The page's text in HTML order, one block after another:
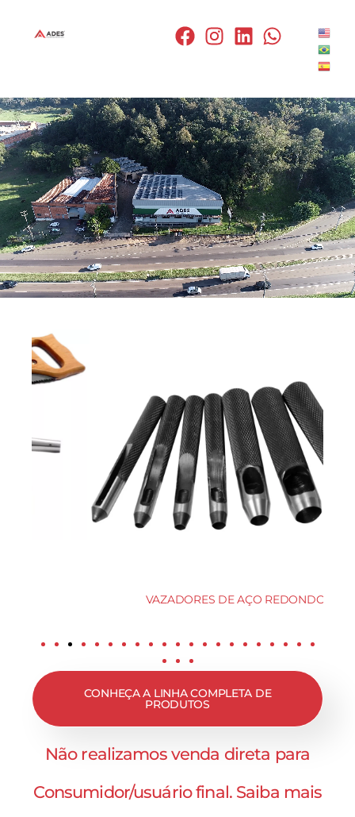
VAZADORES DE AÇO REDONDO
CONHEÇA A LINHA COMPLETA DE
PRODUTOS
Não realizamos venda direta para
Consumidor/usuário final. Saiba mais